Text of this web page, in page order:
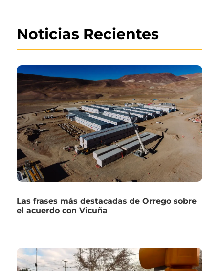
Noticias Recientes
Las frases más destacadas de Orrego sobre
el acuerdo con Vicuña